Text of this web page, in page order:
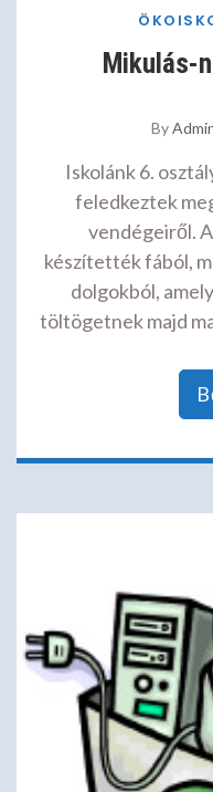
Mikulás-
By
Iskolánk 6.
feledkeztek
vendégeiről.
készítették fából,
dolgokból,
töltögetnek majd